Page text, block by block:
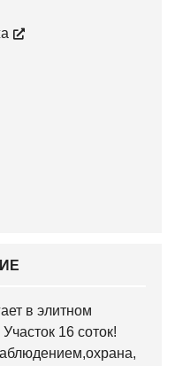
в элитном
16 соток!